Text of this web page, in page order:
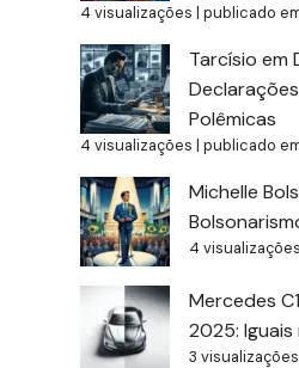
4 visualizações |publicado
Tarcísio em
Polêmicas
4 visualizações |publicado
Michelle
4 visualizações
Mercedes
2025:
3 visualizações